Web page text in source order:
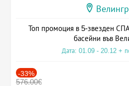
Топ промоция в 5-звезден
басейни във
Дата: 01.09 - 20.12 +
-33%
576.00€